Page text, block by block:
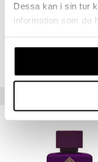
Dessa kan i sin tur
information som du
våra cookies vid
Tuotenumero